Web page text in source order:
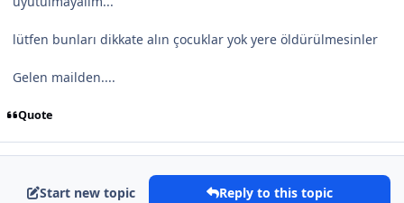
lütfen bunları dikkate alın çocuklar yok yere öldürülmesinler
Gelen mailden....
Quote
Start new topic Reply to this topic